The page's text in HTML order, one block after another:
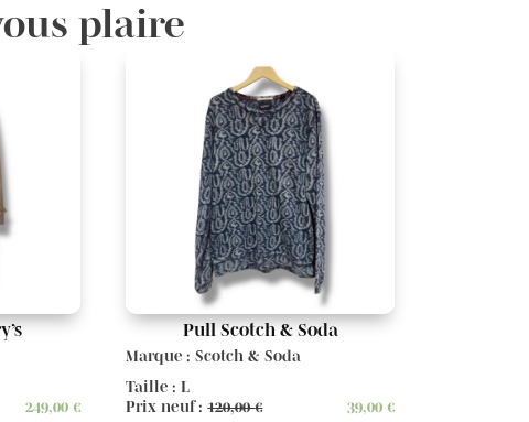
plaire
249,00 €
Pull Scotch & Soda
Marque : Scotch & Soda
Taille : L
Prix neuf :120,00€ 39,00 €